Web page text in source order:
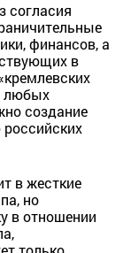
согласия
финансов, а
в
любых
создание
в жесткие
но
в отношении